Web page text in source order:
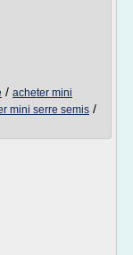
/ acheter mini
mini serre semis /